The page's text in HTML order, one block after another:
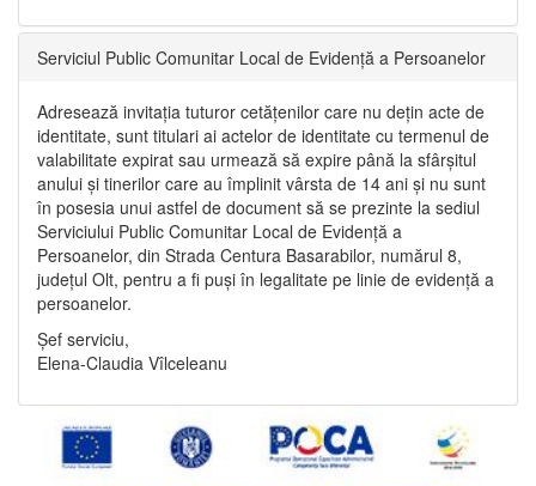
Serviciul Public Comunitar Local de Evidență a Persoanelor
Adresează invitația tuturor cetățenilor care nu dețin acte de
identitate, sunt titulari ai actelor de identitate cu termenul de
valabilitate expirat sau urmează să expire până la sfârșitul
anului și tinerilor care au împlinit vârsta de 14 ani și nu sunt
în posesia unui astfel de document să se prezinte la sediul
Serviciului Public Comunitar Local de Evidență a
Persoanelor, din Strada Centura Basarabilor, numărul 8,
județul Olt, pentru a fi puși în legalitate pe linie de evidență a
persoanelor.
Șef serviciu,
Elena-Claudia Vîlceleanu